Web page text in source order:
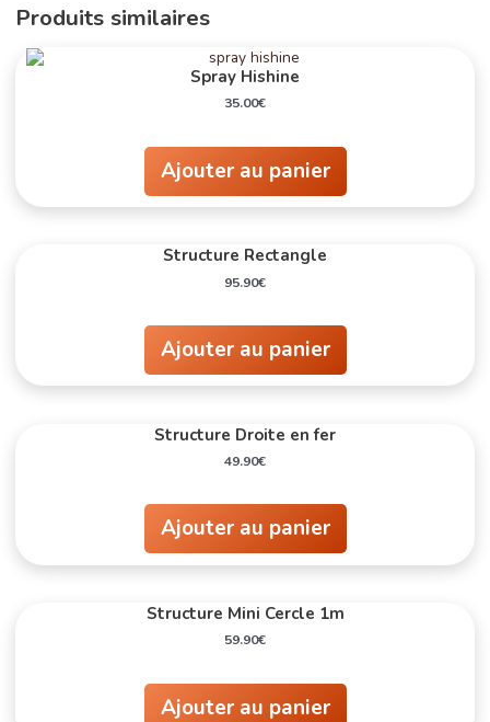
Produits similaires
Spray Hishine
35.00€
Ajouter au panier
Structure Rectangle
95.90€
Ajouter au panier
Structure Droite en fer
49.90€
Ajouter au panier
Structure Mini Cercle 1m
59.90€
Ajouter au panier